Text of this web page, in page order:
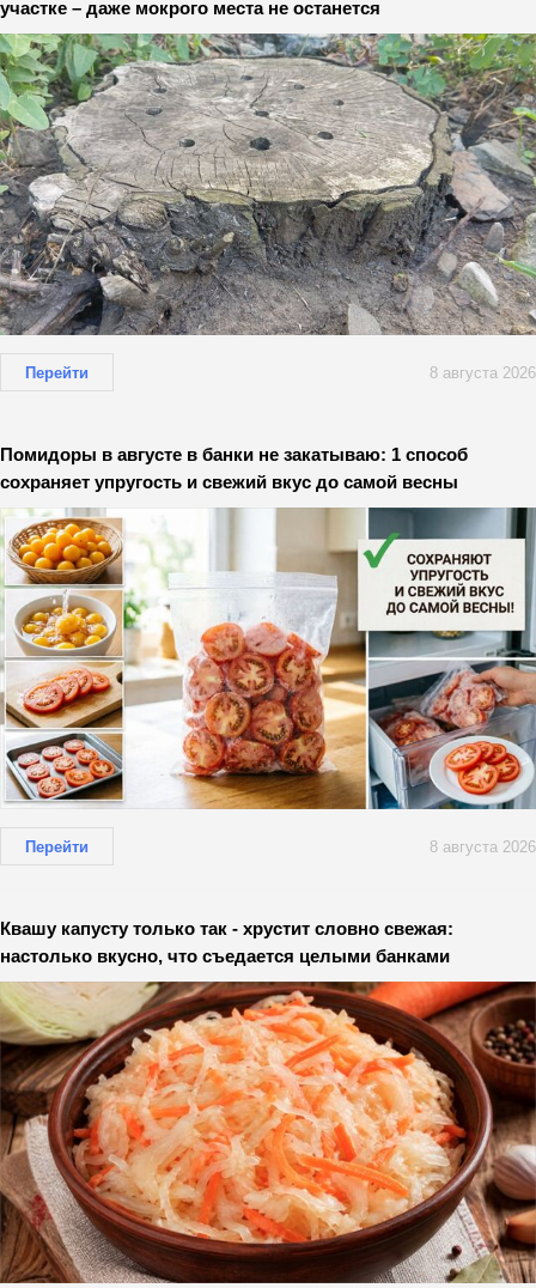
участке – даже мокрого места не останется
Перейти 8 августа 2026
Помидоры в августе в банки не закатываю: 1 способ
сохраняет упругость и свежий вкус до самой весны
Перейти 8 августа 2026
Квашу капусту только так - хрустит словно свежая:
настолько вкусно, что съедается целыми банками